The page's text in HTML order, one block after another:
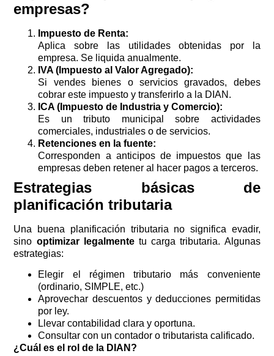
empresas?
Impuesto de Renta:
Aplica sobre las utilidades obtenidas por la
empresa. Se liquida anualmente.
IVA (Impuesto al Valor Agregado):
Si vendes bienes o servicios gravados, debes
cobrar este impuesto y transferirlo a la DIAN.
ICA (Impuesto de Industria y Comercio):
Es un tributo municipal sobre actividades
comerciales, industriales o de servicios.
Retenciones en la fuente:
Corresponden a anticipos de impuestos que las
empresas deben retener al hacer pagos a terceros.
Estrategias básicas de
planificación tributaria
Una buena planificación tributaria no significa evadir,
sino optimizar legalmentetu carga tributaria. Algunas
estrategias:
Elegir el régimen tributario más conveniente
(ordinario, SIMPLE, etc.)
Aprovechar descuentos y deducciones permitidas
por ley.
Llevar contabilidad clara y oportuna.
Consultar con un contador o tributarista calificado.
¿Cuál es el rol de la DIAN?